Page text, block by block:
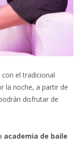
el tradicional
la noche, a partir de
disfrutar de
academia de baile